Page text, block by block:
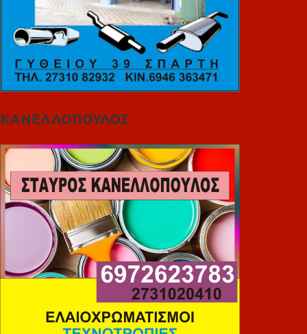
ΚΑΝΕΛΛΟΠΟΥΛΟΣ